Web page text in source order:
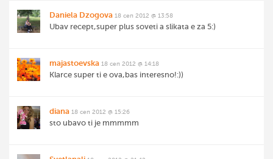
Daniela Dzogova 18 сеп 2012 @ 13:58
Ubav recept,super plus soveti a slikata e za 5:)
majastoevska 18 сеп 2012 @ 14:18
Klarce super ti e ova,bas interesno!:))
diana 18 сеп 2012 @ 15:26
sto ubavo ti je mmmmm